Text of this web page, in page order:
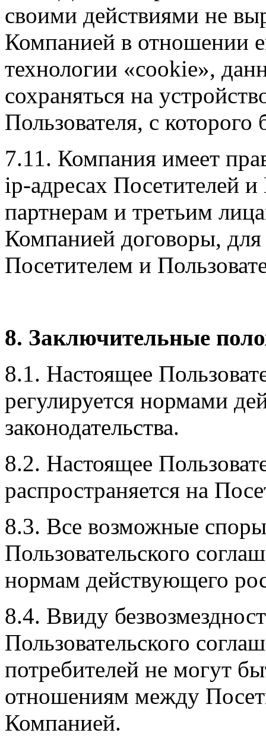
своими действиями не
Компанией в отношении
технологии «cookie»,
сохраняться на
Пользователя, с
7.11. Компания имеет
ip-адресах Посетителей
партнерам и третьим
Компанией договоры, для
Посетителем и
8. Заключительные
8.1. Настоящее
регулируется нормами
законодательства.
8.2. Настоящее
распространяется на
8.3. Все возможные
Пользовательского
нормам действующего
8.4. Ввиду
Пользовательского
потребителей не могут
отношениям между
Компанией.